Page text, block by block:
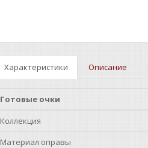
Характеристики Описание
Готовые очки
Коллекция
Материал оправы